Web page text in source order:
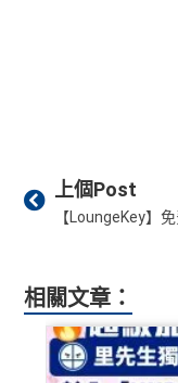
Prev
上個Post
相關文章：